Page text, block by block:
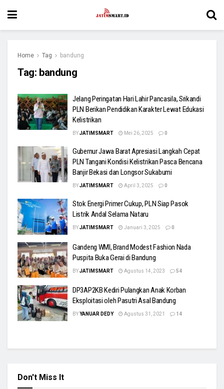
Home Tag bandung
Tag: bandung
Jelang Peringatan Hari Lahir Pancasila, Srikandi
PLN Berikan Pendidikan Karakter Lewat Edukasi
Kelistrikan
BYJATIMSMART Mei 26, 2025 0
Gubernur Jawa Barat Apresiasi Langkah Cepat
PLN Tangani Kondisi Kelistrikan Pasca Bencana
Banjir Bekasi dan Longsor Sukabumi
BYJATIMSMART April 3, 2025 0
Stok Energi Primer Cukup, PLN Siap Pasok
Listrik Andal Selama Nataru
BYJATIMSMART Januari 3, 2025 0
Gandeng WMI, Brand Modest Fashion Nada
Puspita Buka Gerai di Bandung
BYJATIMSMART Agustus 14, 2023 54
DP3AP2KB Kediri Pulangkan Anak Korban
Eksploitasi oleh Pasutri Asal Bandung
BYYANUAR DEDY Agustus 31, 2021 14
Don't Miss It